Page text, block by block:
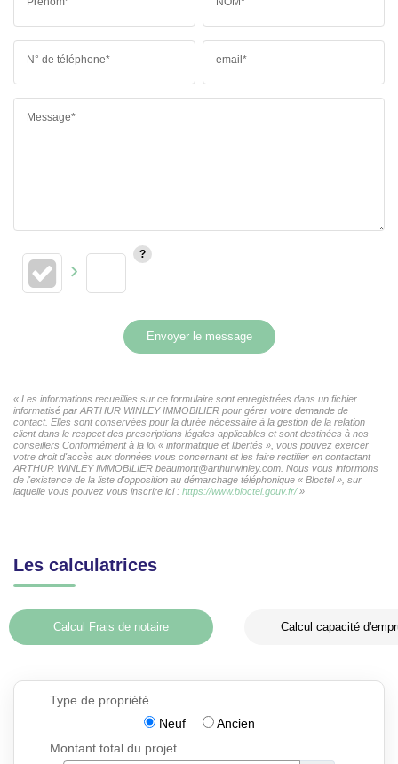
N° de téléphone* email*
Message*
Envoyer le message
« Les informations recueillies sur ce formulaire sont enregistrées dans un fichier
informatisé par ARTHUR WINLEY IMMOBILIER pour gérer votre demande de
contact. Elles sont conservées pour la durée nécessaire à la gestion de la relation
client dans le respect des prescriptions légales applicables et sont destinées à nos
conseillers Conformément à la loi « informatique et libertés », vous pouvez exercer
votre droit d'accès aux données vous concernant et les faire rectifier en contactant
ARTHUR WINLEY IMMOBILIER beaumont@arthurwinley.com. Nous vous informons
de l'existence de la liste d'opposition au démarchage téléphonique « Bloctel », sur
laquelle vous pouvez vous inscrire ici : https://www.bloctel.gouv.fr/»
Les calculatrices
Calcul Frais de notaire Calcul capacité